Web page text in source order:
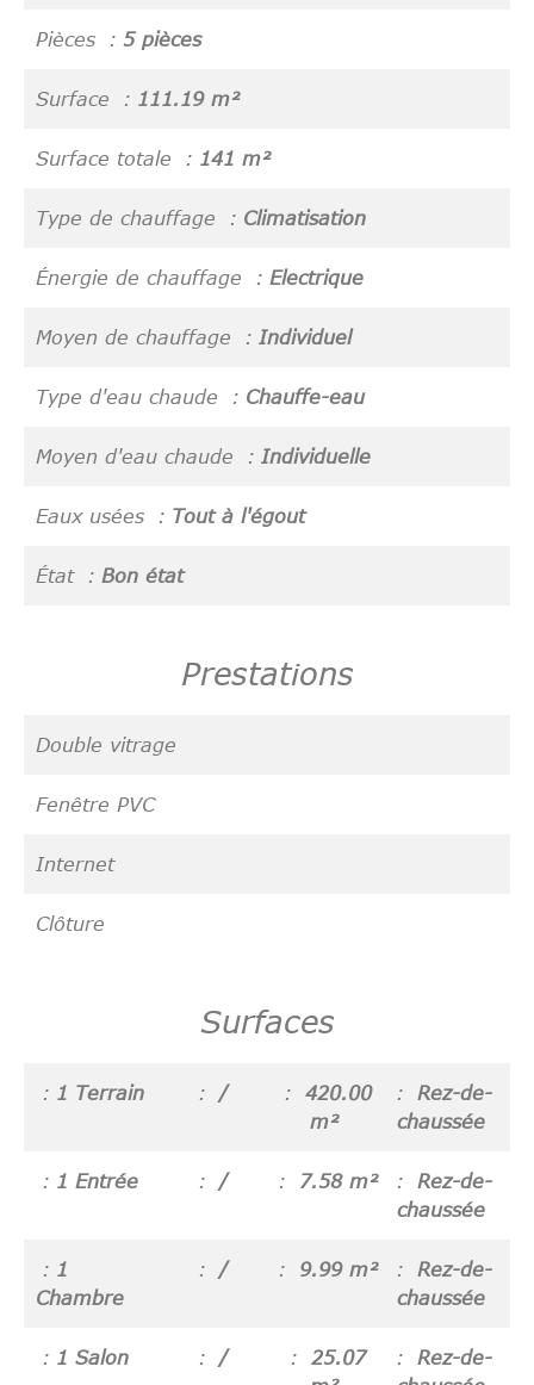
Pièces 5 pièces
Surface 111.19 m²
Surface totale 141 m²
Type de chauffage Climatisation
Énergie de chauffage Electrique
Moyen de chauffage Individuel
Type d'eau chaude Chauffe-eau
Moyen d'eau chaude Individuelle
Eaux usées Tout à l'égout
État Bon état
Prestations
Double vitrage
Fenêtre PVC
Internet
Clôture
Surfaces
1 Terrain /
420.00
m²
Rez-de-
chaussée
1 Entrée / 7.58 m²
Rez-de-
chaussée
1
Chambre
/ 9.99 m²
Rez-de-
chaussée
1 Salon /
25.07
Rez-de-